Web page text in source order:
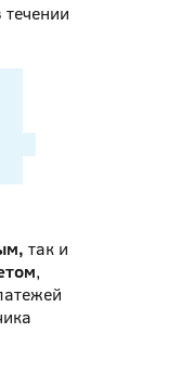
течении
так и
,